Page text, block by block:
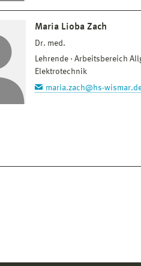
Maria Lioba Zach
Dr. med.
Lehrende
Arbeitsbereich
Elektrotechnik
maria.zach@hs-